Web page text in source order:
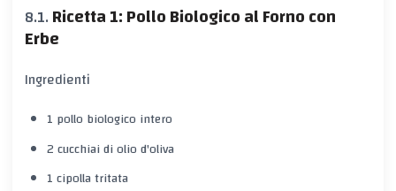
Ricetta 1: Pollo Biologico al Forno con
Erbe
Ingredienti
1 pollo biologico intero
2 cucchiai di olio d'oliva
1 cipolla tritata